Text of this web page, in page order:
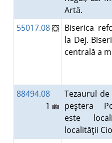
Artă.
55017.08
Biserica
la Dej.
centrală a
88494.08
1
Tezaurul
peştera
este
localităţii